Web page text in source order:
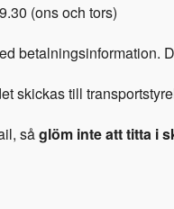
(ons och tors)
betalningsinformation.
skickas till
såglöm inte att titta i